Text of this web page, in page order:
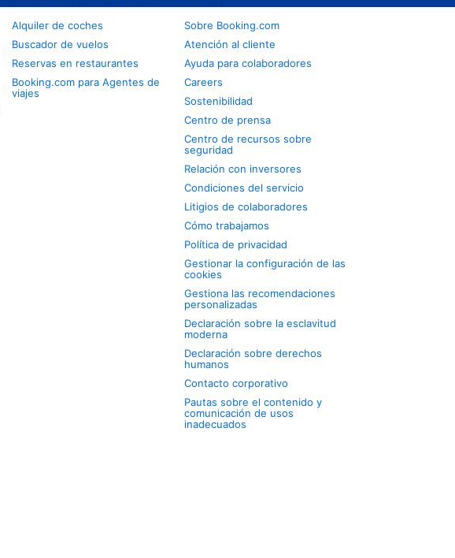
Alquiler de coches
Buscador de vuelos
Reservas en restaurantes
Booking.com para Agentes de
viajes
Sobre Booking.com
Atención al cliente
Ayuda para colaboradores
Careers
Sostenibilidad
Centro de prensa
Centro de recursos sobre
seguridad
Relación con inversores
Condiciones del servicio
Litigios de colaboradores
Cómo trabajamos
Política de privacidad
Gestionar la configuración de las
cookies
Gestiona las recomendaciones
personalizadas
Declaración sobre la esclavitud
moderna
Declaración sobre derechos
humanos
Contacto corporativo
Pautas sobre el contenido y
comunicación de usos
inadecuados